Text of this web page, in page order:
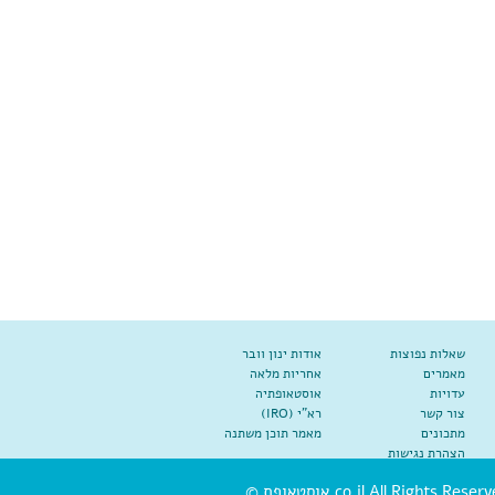
שאלות נפוצות
אודות ינון וובר
מאמרים
אחריות מלאה
עדויות
אוסטאופתיה
צור קשר
רא"י (IRO)
מתכונים
מאמר תוכן משתנה
הצהרת נגישות